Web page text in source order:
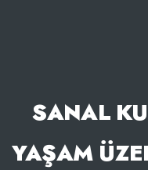
SANAL
YAŞAM